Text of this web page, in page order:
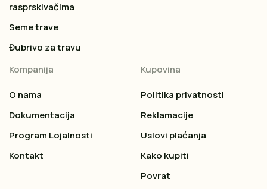
rasprskivačima
Seme trave
Đubrivo za travu
Kompanija
O nama
Dokumentacija
Program Lojalnosti
Kontakt
Kupovina
Politika privatnosti
Reklamacije
Uslovi plaćanja
Kako kupiti
Povrat